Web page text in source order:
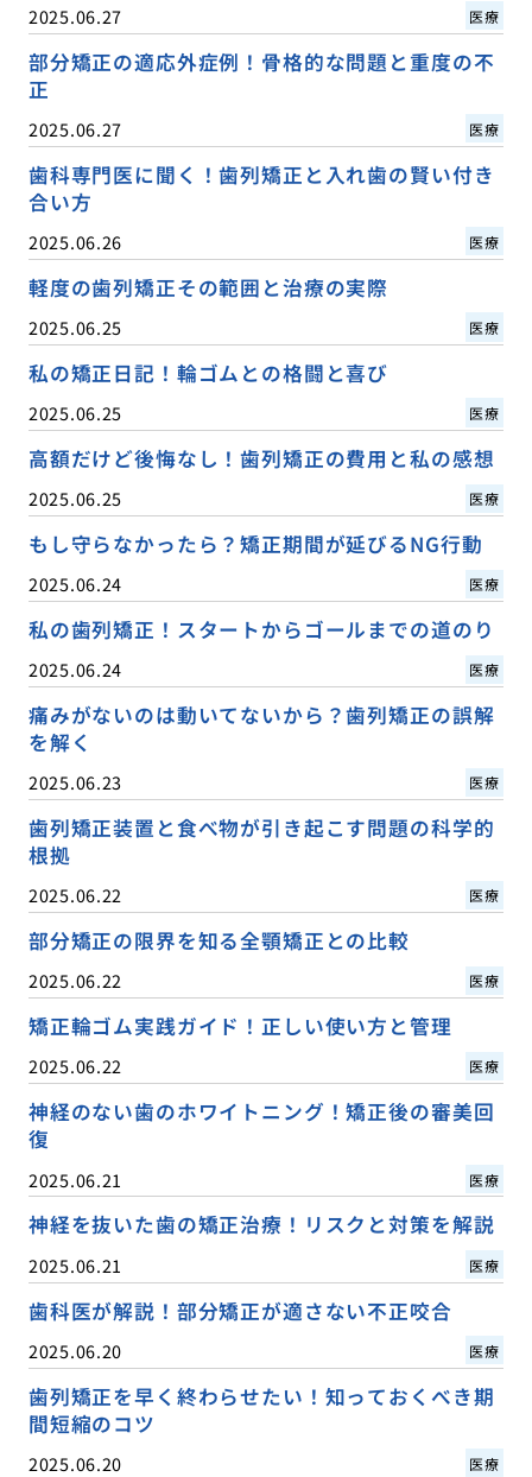
2025.06.27 医療
部分矯正の適応外症例！骨格的な問題と重度の不
正
2025.06.27 医療
歯科専門医に聞く！歯列矯正と入れ歯の賢い付き
合い方
2025.06.26 医療
軽度の歯列矯正その範囲と治療の実際
2025.06.25 医療
私の矯正日記！輪ゴムとの格闘と喜び
2025.06.25 医療
高額だけど後悔なし！歯列矯正の費用と私の感想
2025.06.25 医療
もし守らなかったら？矯正期間が延びるNG行動
2025.06.24 医療
私の歯列矯正！スタートからゴールまでの道のり
2025.06.24 医療
痛みがないのは動いてないから？歯列矯正の誤解
を解く
2025.06.23 医療
歯列矯正装置と食べ物が引き起こす問題の科学的
根拠
2025.06.22 医療
部分矯正の限界を知る全顎矯正との比較
2025.06.22 医療
矯正輪ゴム実践ガイド！正しい使い方と管理
2025.06.22 医療
神経のない歯のホワイトニング！矯正後の審美回
復
2025.06.21 医療
神経を抜いた歯の矯正治療！リスクと対策を解説
2025.06.21 医療
歯科医が解説！部分矯正が適さない不正咬合
2025.06.20 医療
歯列矯正を早く終わらせたい！知っておくべき期
間短縮のコツ
2025.06.20 医療